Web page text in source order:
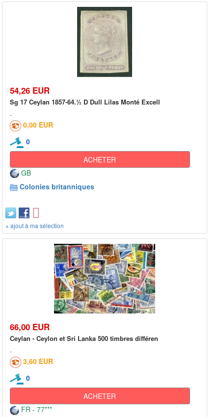
54,26 EUR
Sg 17 Ceylan 1857-64.½ D Dull Lilas Monté Excell
0,00 EUR
0
ACHETER
GB
Colonies britanniques
+ ajout à ma sélection
66,00 EUR
Ceylan - Ceylon et Sri Lanka 500 timbres différen
3,60 EUR
0
ACHETER
FR - 77***